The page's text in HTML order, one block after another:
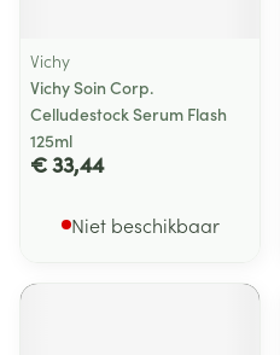
Vichy
Vichy Soin Corp.
Celludestock Serum Flash
125ml
€ 33,44
Niet beschikbaar